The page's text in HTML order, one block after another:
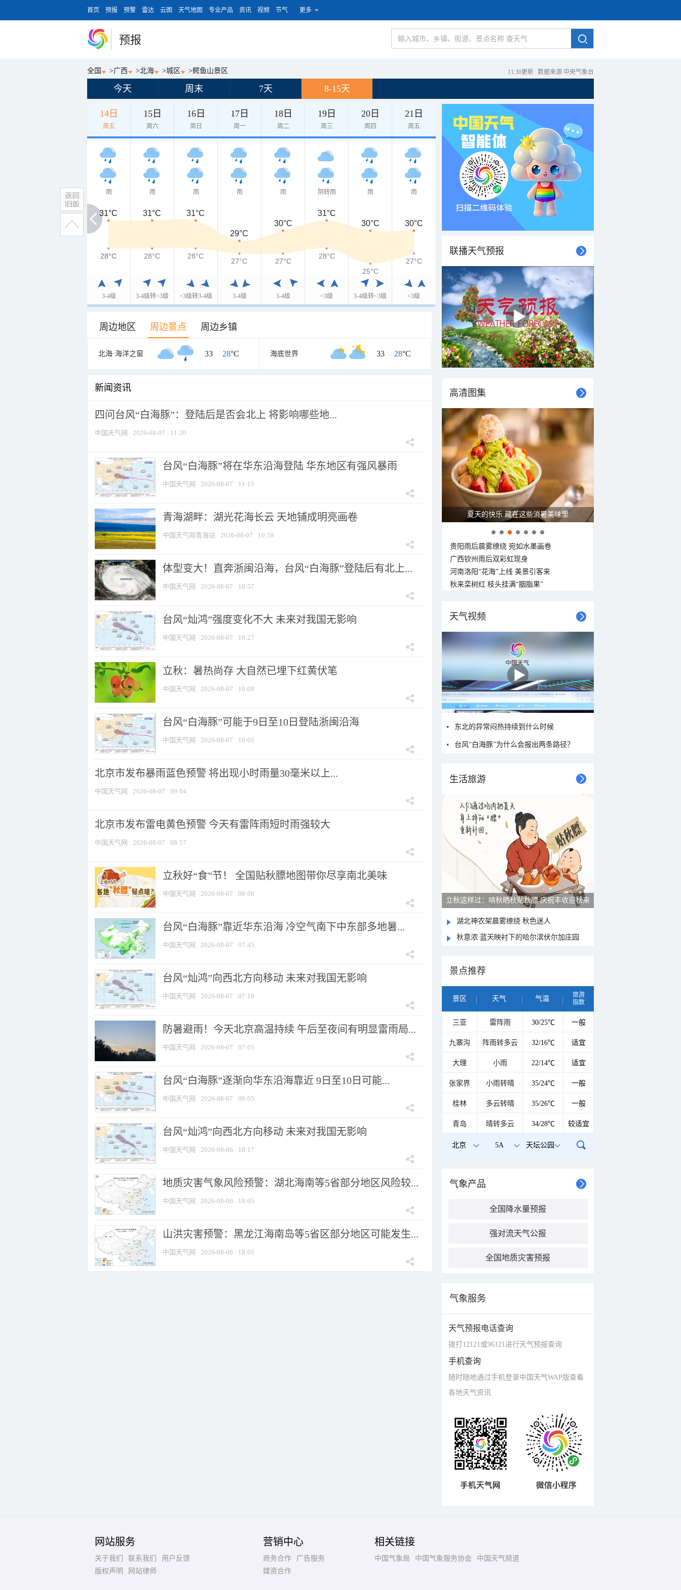
首页 预报 预警 雷达 云图 天气地图 专业产品 资讯 视频 节气 更多
预报
全国 >广西 >北海 >城区 >鳄鱼山景区 11:30更新 数据来源 中央气象台
今天 周末 7天 8-15天
14日
周五
15日
周六
16日
周日
17日
周一
18日
周二
19日
周三
20日
周四
21日
周五
雨
3-4级
雨
3-4级转<3级
雨
<3级转3-4级
雨
3-4级
雨
3-4级
阴转雨
<3级
雨
3-4级转<3级
雨
<3级
31°C
31°C 31°C 31°C
29°C
30°C
31°C
30°C
30°C
28°C
28°C 28°C 28°C
27°C 27°C
28°C
25°C
27°C
周边地区 周边景点 周边乡镇
北海·海洋之窗 33 / 28°C 海底世界 33 / 28°C
新闻资讯
四问台风“白海豚”：登陆后是否会北上 将影响哪些地...
中国天气网 2026-08-07 11:20
台风“白海豚”将在华东沿海登陆 华东地区有强风暴雨
中国天气网 2026-08-07 11:15
青海湖畔：湖光花海长云 天地铺成明亮画卷
中国天气网青海站 2026-08-07 10:58
体型变大！直奔浙闽沿海，台风“白海豚”登陆后有北上...
中国天气网 2026-08-07 10:57
台风“灿鸿”强度变化不大 未来对我国无影响
中国天气网 2026-08-07 10:27
立秋：暑热尚存 大自然已埋下红黄伏笔
中国天气网 2026-08-07 10:09
台风“白海豚”可能于9日至10日登陆浙闽沿海
中国天气网 2026-08-07 10:05
北京市发布暴雨蓝色预警 将出现小时雨量30毫米以上...
中国天气网 2026-08-07 09:04
北京市发布雷电黄色预警 今天有雷阵雨短时雨强较大
中国天气网 2026-08-07 08:57
立秋好“食”节！ 全国贴秋膘地图带你尽享南北美味
中国天气网 2026-08-07 08:00
台风“白海豚”靠近华东沿海 冷空气南下中东部多地暑...
中国天气网 2026-08-07 07:45
台风“灿鸿”向西北方向移动 未来对我国无影响
中国天气网 2026-08-07 07:19
防暑避雨！今天北京高温持续 午后至夜间有明显雷雨局...
中国天气网 2026-08-07 07:05
台风“白海豚”逐渐向华东沿海靠近 9日至10日可能...
中国天气网 2026-08-07 06:05
台风“灿鸿”向西北方向移动 未来对我国无影响
中国天气网 2026-08-06 18:17
地质灾害气象风险预警：湖北海南等5省部分地区风险较...
中国天气网 2026-08-06 18:05
山洪灾害预警：黑龙江海南岛等5省区部分地区可能发生...
中国天气网 2026-08-06 18:05
联播天气预报
高清图集
夏天的快乐 藏在这些消暑美味里
贵阳雨后晨雾缭绕 宛如水墨画卷
广西钦州雨后双彩虹现身
河南洛阳“花海”上线 美景引客来
秋来栾树红 枝头挂满“胭脂果”
天气视频
东北的异常闷热持续到什么时候
台风“白海豚”为什么会报出两条路径？
生活旅游
立秋这样过：啃秋晒秋贴秋膘 庆祝丰收迎秋来
湖北神农架晨雾缭绕 秋色迷人
秋意浓 蓝天映衬下的哈尔滨伏尔加庄园
景点推荐
景区 天气 气温
旅游
指数
三亚 雷阵雨 30/25℃ 一般
九寨沟 阵雨转多云 32/16℃ 适宜
大理 小雨 22/14℃ 适宜
张家界 小雨转晴 35/24℃ 一般
桂林 多云转晴 35/26℃ 一般
青岛 晴转多云 34/28℃ 较适宜
北京 5A 天坛公园
气象产品
全国降水量预报
强对流天气公报
全国地质灾害预报
气象服务
天气预报电话查询
拨打12121或96121进行天气预报查询
手机查询
随时随地通过手机登录中国天气WAP版查看
各地天气资讯
网站服务
关于我们 联系我们
用户反馈
版权声明
网站律师
营销中心
商务合作
广告服务
媒资合作
相关链接
中国气象局 中国气象服务协会 中国天气频道